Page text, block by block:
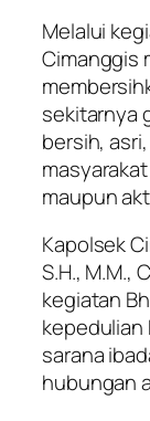
Melalui
Cimanggis
sekitarnya
bersih,
maupun
Kapolsek
S.H., M.M.,
kegiatan
kepedulian
sarana
hubungan